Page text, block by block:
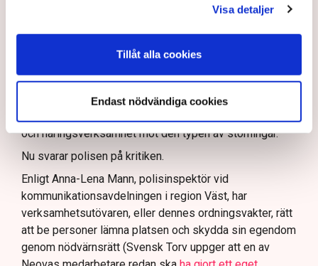
Visa detaljer
Tillåt alla cookies
Endast nödvändiga cookies
att polisen ”behöver utveckla sina metoder för att
bör ge utrymme för aktivister att blockera en
tillståndsgiven verksamhet, och om inte polisen borde
och näringsverksamhet mot den typen av störningar.
Nu svarar polisen på kritiken.
Enligt Anna-Lena Mann, polisinspektör vid
kommunikationsavdelningen i region Väst, har
verksamhetsutövaren, eller dennes ordningsvakter, rätt
att be personer lämna platsen och skydda sin egendom
genom nödvärnsrätt (Svensk Torv uppger att en av